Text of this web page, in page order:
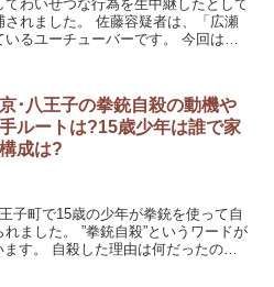
わいせつな行為を生中継したとして
れました。 佐藤容疑者は、「広瀬
るユーチューバーです。 今回は、
･八王子の拳銃自殺の動機や
ルートは?15歳少年は誰で家
成は?
子町で15歳の少年が拳銃を使って自
ました。 ”拳銃自殺”というワードが
す。 自殺した理由は何だったので